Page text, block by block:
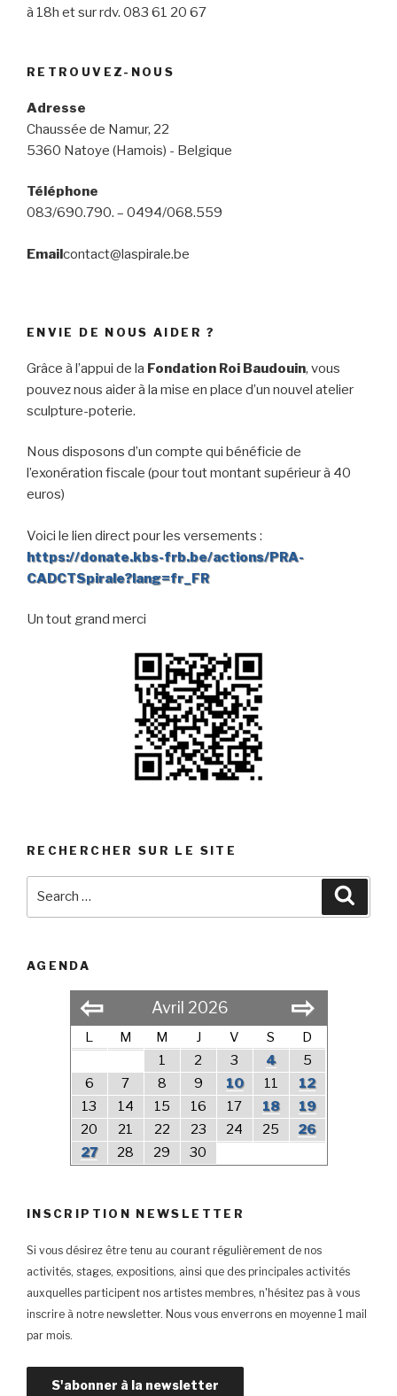
à 18h et sur rdv. 083 61 20 67
RETROUVEZ-NOUS
Adresse
Chaussée de Namur, 22
5360 Natoye (Hamois) - Belgique
Téléphone
083/690.790. – 0494/068.559
Emailcontact@laspirale.be
ENVIE DE NOUS AIDER ?
Grâce à l’appui de la Fondation Roi Baudouin, vous
pouvez nous aider à la mise en place d’un nouvel atelier
sculpture-poterie.
Nous disposons d’un compte qui bénéficie de
l’exonération fiscale (pour tout montant supérieur à 40
euros)
Voici le lien direct pour les versements :
https://donate.kbs-frb.be/actions/PRA-
CADCTSpirale?lang=fr_FR
Un tout grand merci
RECHERCHER SUR LE SITE
AGENDA
⇦ Avril 2026 ⇨
L M M J V S
D
1
2 3 4
5
6
7 8 9 10 11
12
13
14 15 16 17 18
19
20
21 22 23 24 25
26
27
28 29 30
INSCRIPTION NEWSLETTER
Si vous désirez être tenu au courant régulièrement de nos
activités, stages, expositions, ainsi que des principales activités
auxquelles participent nos artistes membres, n'hésitez pas à vous
inscrire à notre newsletter. Nous vous enverrons en moyenne 1 mail
par mois.